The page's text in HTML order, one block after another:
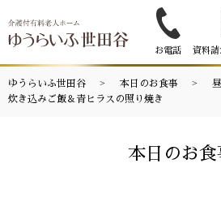
お電話 資料
ゆうらいふ世田谷 本日のお食事
炊き込みご飯＆青ヒラスの照り焼き
本日のお食